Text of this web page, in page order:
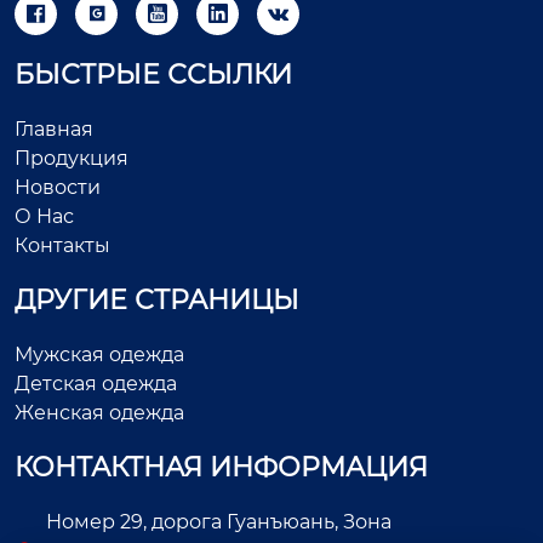
    
БЫСТРЫЕ ССЫЛКИ
Главная
Продукция
Новости
О Нас
Контакты
ДРУГИЕ СТРАНИЦЫ
Мужская одежда
Детская одежда
Женская одежда
КОНТАКТНАЯ ИНФОРМАЦИЯ
Номер 29, дорога Гуанъюань, Зона